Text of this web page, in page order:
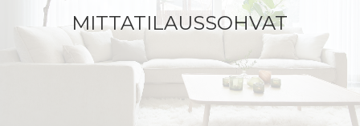
MITTATILAUSSOHVAT